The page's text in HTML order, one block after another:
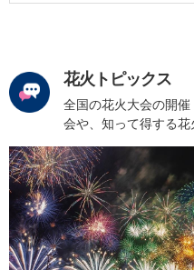
花火トピックス
全国の花火大会の開
会や、知って得する花